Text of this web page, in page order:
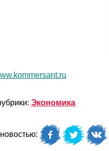
Экономика